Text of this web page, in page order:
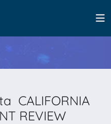
CALIFORNIA
REVIEW